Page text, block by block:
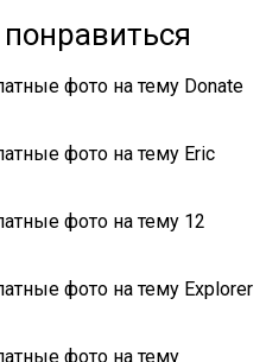
фото на тему Donate
фото на тему Eric
фото на тему 12
фото на тему Explorer
фото на тему